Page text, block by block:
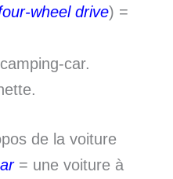
wheel drive) =
car.
de la voiture
= une voiture à